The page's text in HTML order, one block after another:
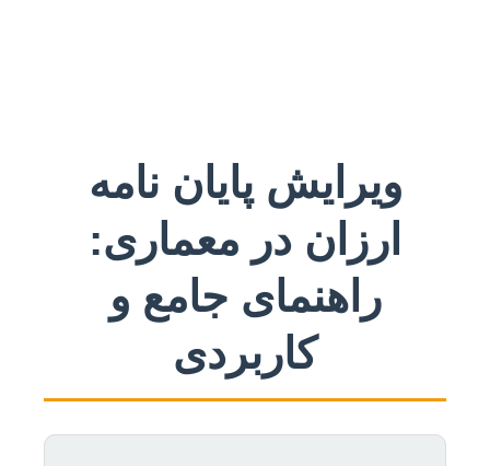
ویرایش پایان نامه
ارزان در معماری:
راهنمای جامع و
کاربردی